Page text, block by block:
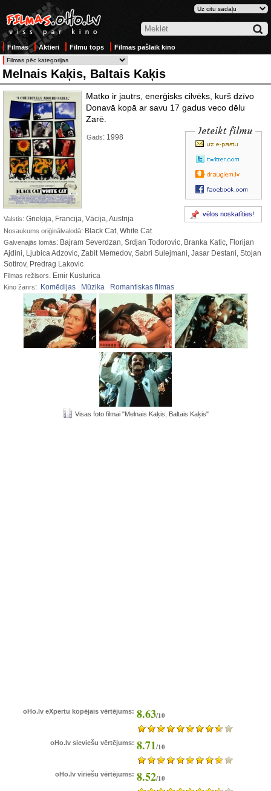
Filmas Aktieri Filmu tops Filmas pašlaik kino
Melnais Kaķis, Baltais Kaķis
Matko ir jautrs, enerģisks cilvēks, kurš dzīvo
Donavā kopā ar savu 17 gadus veco dēlu
Zarē.
Ieteikt filmu
vēlos noskatīties!
Gads: 1998
Valstis: Grieķija, Francija, Vācija, Austrija
Nosaukums oriģinālvalodā: Black Cat, White Cat
Galvenajās lomās: Bajram Severdzan, Srdjan Todorovic, Branka Katic, Florijan
Ajdini, Ljubica Adzovic, Zabit Memedov, Sabri Sulejmani, Jasar Destani, Stojan
Sotirov, Predrag Lakovic
Filmas režisors: Emir Kusturica
Kino žanrs: Komēdijas Mūzika Romantiskas filmas
Visas foto filmai "Melnais Kaķis, Baltais Kaķis"
oHo.lv eXpertu kopējais vērtējums: 8.63/10
oHo.lv sieviešu vērtējums: 8.71/10
oHo.lv vīriešu vērtējums: 8.52/10